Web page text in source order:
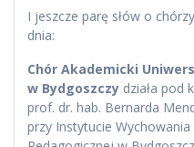
I jeszcze parę słów o
dnia:
Chór Akademicki
w Bydgoszczy działa pod
prof. dr. hab. Bernarda
przy Instytucie